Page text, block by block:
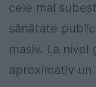
cele mai
sănătate
masiv. La
aproximativ un